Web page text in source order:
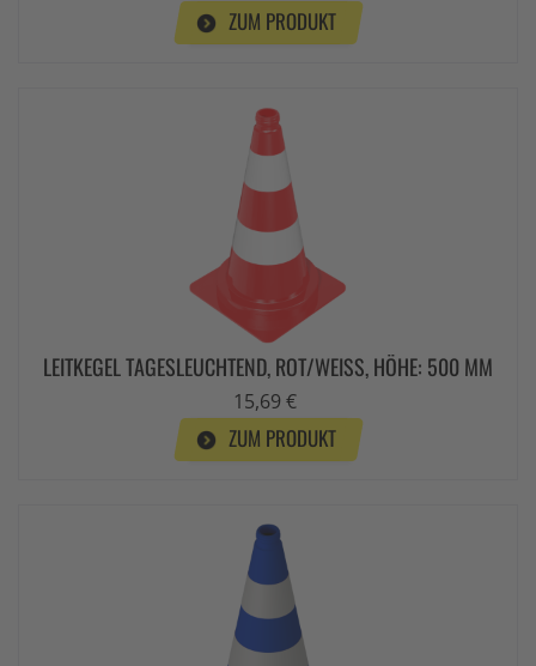
ZUM PRODUKT
LEITKEGEL TAGESLEUCHTEND, ROT/WEISS, HÖHE: 500 MM
15,69 €
ZUM PRODUKT